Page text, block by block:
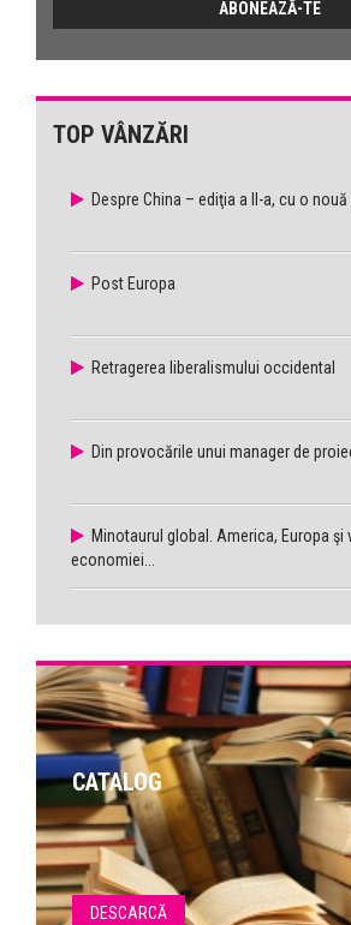
TOP VÂNZĂRI
Despre China – ediţia a II-a, cu o nouă
Post Europa
Retragerea liberalismului occidental
Din provocările unui manager de
Minotaurul global. America, Europa şi
economiei...
CATALOG
DESCARCĂ